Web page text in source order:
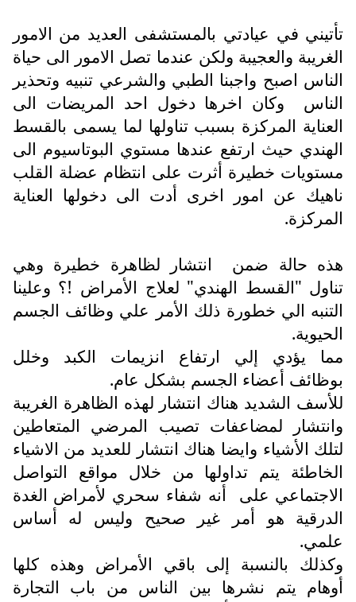
تأتيني في عيادتي بالمستشفى العديد من الامور
الغريبة والعجيبة ولكن عندما تصل الامور الى حياة
الناس اصبح واجبنا الطبي والشرعي تنبيه وتحذير
الناس
وكان اخرها دخول احد المريضات الى
العناية المركزة بسبب تناولها لما يسمى بالقسط
الهندي حيث ارتفع عندها مستوي البوتاسيوم الى
مستويات خطيرة أثرت على انتظام عضلة القلب
ناهيك عن امور اخرى أدت الى دخولها العناية
المركزة.
هذه حالة ضمن
انتشار لظاهرة خطيرة وهي
تناول "القسط الهندي" لعلاج الأمراض !؟ وعلينا
التنبه الي خطورة ذلك الأمر علي وظائف الجسم
الحيوية.
مما يؤدي إلي ارتفاع انزيمات الكبد وخلل
بوظائف أعضاء الجسم بشكل عام.
للأسف الشديد هناك انتشار لهذه الظاهرة الغريبة
وانتشار لمضاعفات تصيب المرضي المتعاطين
لتلك الأشياء وايضا هناك انتشار للعديد من الاشياء
الخاطئة يتم تداولها من خلال مواقع التواصل
الاجتماعي على
أنه شفاء سحري لأمراض الغدة
الدرقية هو أمر غير صحيح وليس له أساس
علمي.
وكذلك بالنسبة إلى باقي الأمراض وهذه كلها
أوهام يتم نشرها بين الناس من باب التجارة